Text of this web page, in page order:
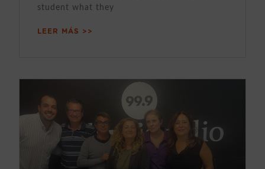
student what they
LEER MÁS >>